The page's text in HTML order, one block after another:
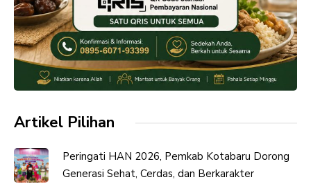
Artikel Pilihan
Peringati HAN 2026, Pemkab Kotabaru Dorong
Generasi Sehat, Cerdas, dan Berkarakter